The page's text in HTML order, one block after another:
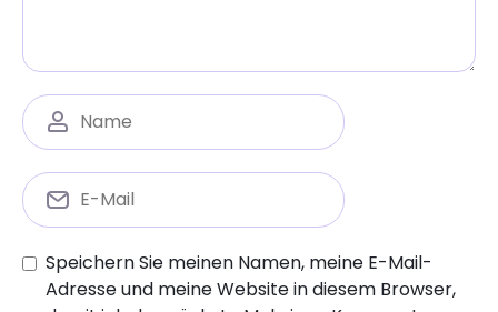
Speichern Sie meinen Namen, meine E-Mail-
Adresse und meine Website in diesem Browser,